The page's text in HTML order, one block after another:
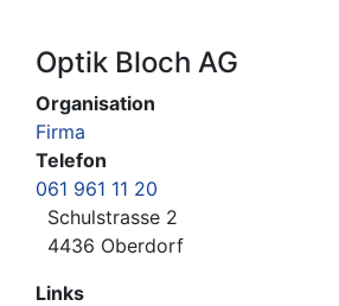
Optik Bloch AG
Organisation
Firma
Telefon
061 961 11 20
Schulstrasse 2
4436 Oberdorf
Links